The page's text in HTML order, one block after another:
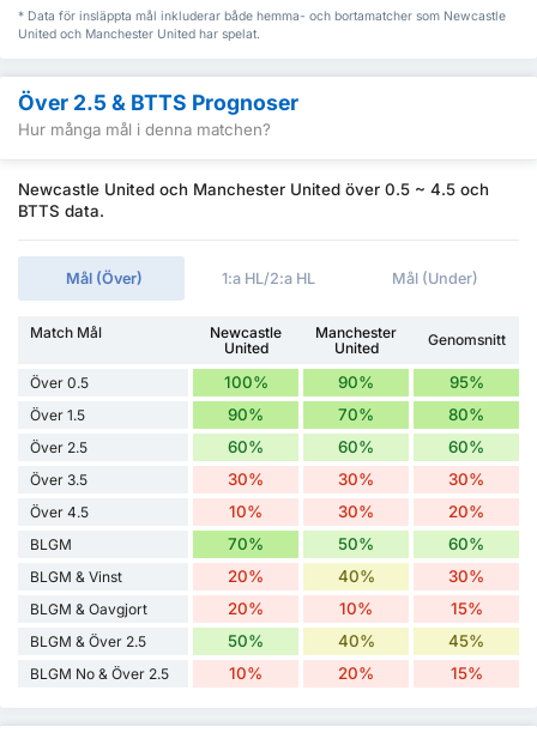
* Data för insläppta mål inkluderar både hemma- och bortamatcher som Newcastle
United och Manchester United har spelat.
Över 2.5 & BTTS Prognoser
Hur många mål i denna matchen?
Newcastle United och Manchester United över 0.5 ~ 4.5 och
BTTS data.
Mål (Över) 1:a HL/2:a HL Mål (Under)
Match Mål
Newcastle
United
Manchester
United
Genomsnitt
Över 0.5 100% 90% 95%
Över 1.5 90% 70% 80%
Över 2.5 60% 60% 60%
Över 3.5 30% 30% 30%
Över 4.5 10% 30% 20%
BLGM 70% 50% 60%
BLGM & Vinst 20% 40% 30%
BLGM & Oavgjort 20% 10% 15%
BLGM & Över 2.5 50% 40% 45%
BLGM No & Över 2.5 10% 20% 15%